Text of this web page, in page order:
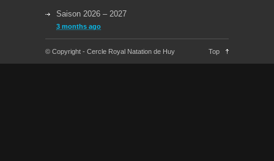
Saison 2026 – 2027
3 months ago
Reprise des cours la semaine du 08/09/2025
11 months ago
© Copyright - Cercle Royal Natation de Huy Top